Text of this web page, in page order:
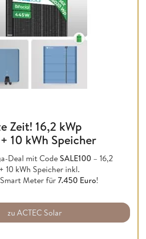
Zeit! 16,2 kWp
10 kWh Speicher
Deal mit CodeSALE100 – 16,2
10 kWh Speicher inkl.
Meter für7.450 Euro!
zu ACTEC Solar